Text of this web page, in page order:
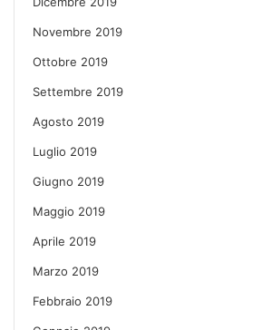
Novembre 2019
Ottobre 2019
Settembre 2019
Agosto 2019
Luglio 2019
Giugno 2019
Maggio 2019
Aprile 2019
Marzo 2019
Febbraio 2019